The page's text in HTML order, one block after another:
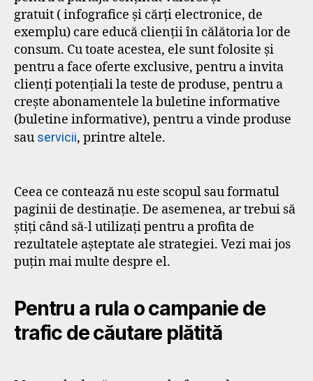
gratuit ( infografice și cărți electronice, de
exemplu) care educă clienții în călătoria lor de
consum. Cu toate acestea, ele sunt folosite și
pentru a face oferte exclusive, pentru a invita
clienți potențiali la teste de produse, pentru a
crește abonamentele la buletine informative
(buletine informative), pentru a vinde produse
sau servicii, printre altele.
Ceea ce contează nu este scopul sau formatul
paginii de destinație. De asemenea, ar trebui să
știți când să-l utilizați pentru a profita de
rezultatele așteptate ale strategiei. Vezi mai jos
puțin mai multe despre el.
Pentru a rula o campanie de
trafic de căutare plătită